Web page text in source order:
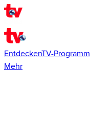
EntdeckenTV-Programm
Mehr